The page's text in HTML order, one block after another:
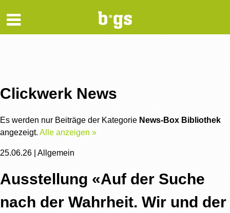
Clickwerk News
Es werden nur Beiträge der Kategorie News-Box Bibliothek
angezeigt. Alle anzeigen »
25.06.26 | Allgemein
Ausstellung «Auf der Suche
nach der Wahrheit. Wir und der